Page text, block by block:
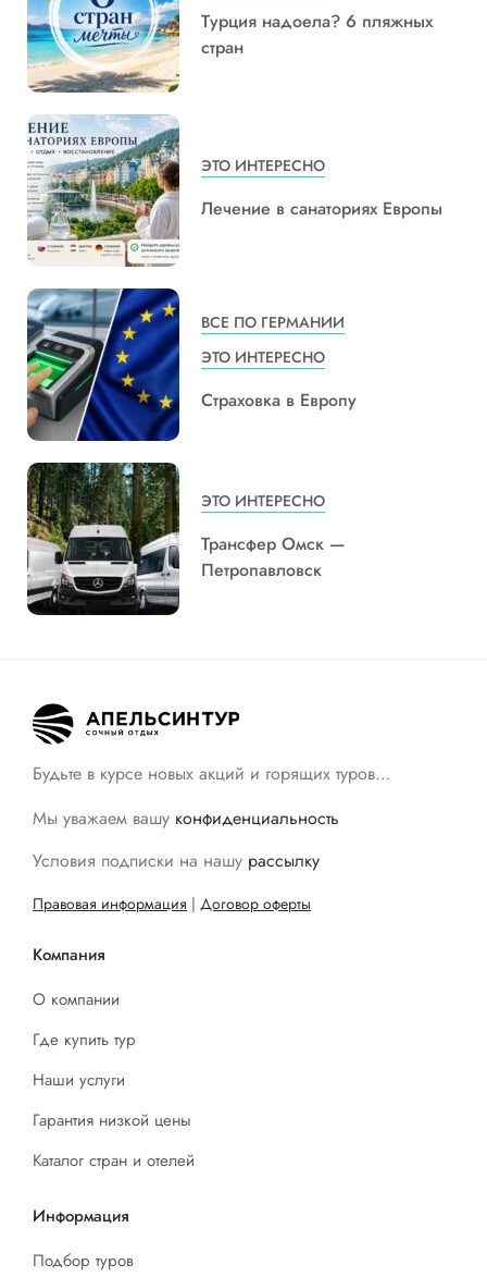
Турция надоела? 6 пляжных
стран
ЭТО ИНТЕРЕСНО
Лечение в санаториях Европы
ВСЕ ПО ГЕРМАНИИ
ЭТО ИНТЕРЕСНО
Страховка в Европу
ЭТО ИНТЕРЕСНО
Трансфер Омск —
Петропавловск
Будьте в курсе новых акций и горящих туров…
Мы уважаем вашу конфиденциальность
Условия подписки на нашу рассылку
Правовая информация | Договор оферты
Компания
О компании
Где купить тур
Наши услуги
Гарантия низкой цены
Каталог стран и отелей
Информация
Подбор туров